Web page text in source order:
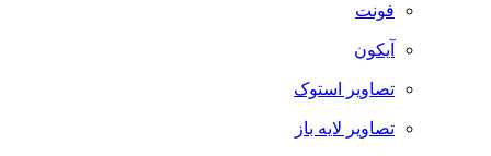
فونت
آیکون
تصاویر استوک
تصاویر لایه باز